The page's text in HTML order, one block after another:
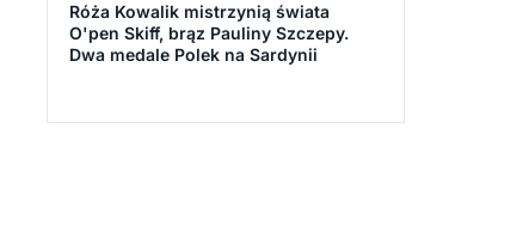
Róża Kowalik mistrzynią świata
O'pen Skiff, brąz Pauliny Szczepy.
Dwa medale Polek na Sardynii